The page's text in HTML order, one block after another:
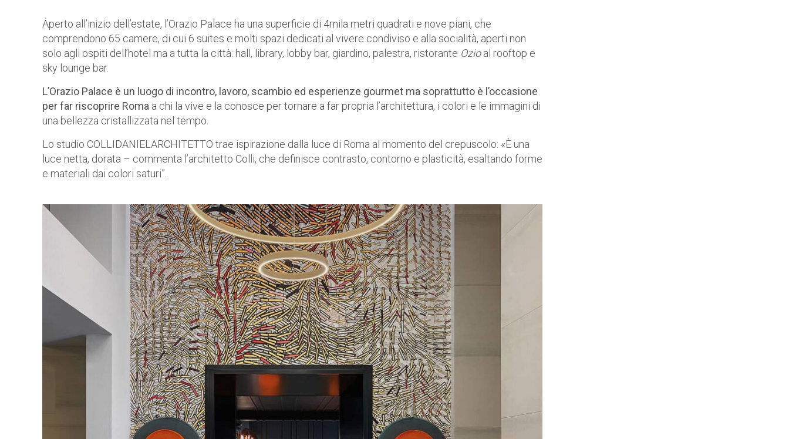
Aperto all’inizio dell’estate, l’Orazio Palace ha una superficie di 4mila metri quadrati e nove piani, che
comprendono 65 camere, di cui 6 suites e molti spazi dedicati al vivere condiviso e alla socialità, aperti non
solo agli ospiti dell’hotel ma a tutta la città: hall, library, lobby bar, giardino, palestra, ristorante Ozioal rooftop e
sky lounge bar.
L’Orazio Palace è un luogo di incontro, lavoro, scambio ed esperienze gourmet ma soprattutto è l’occasione
per far riscoprire Roma a chi la vive e la conosce per tornare a far propria l’architettura, i colori e le immagini di
una bellezza cristallizzata nel tempo.
Lo studio COLLIDANIELARCHITETTO trae ispirazione dalla luce di Roma al momento del crepuscolo: «È una
luce netta, dorata – commenta l’architetto Colli, che definisce contrasto, contorno e plasticità, esaltando forme
e materiali dai colori saturi”.